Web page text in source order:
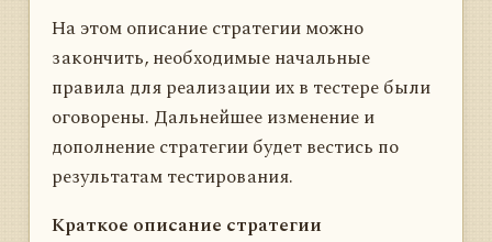
На этом описание стратегии можно
закончить, необходимые начальные
правила для реализации их в тестере были
оговорены. Дальнейшее изменение и
дополнение стратегии будет вестись по
результатам тестирования.
Краткое описание стратегии